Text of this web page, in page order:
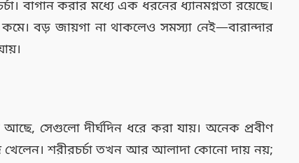
বাগান করার মধ্যে এক ধরনের ধ্যানমগ্নতা রয়েছে।
বড় জায়গা না থাকলেও সমস্যা নেই—বারান্দার
সেগুলো দীর্ঘদিন ধরে করা যায়। অনেক প্রবীণ
খেলেন। শরীরচর্চা তখন আর আলাদা কোনো দায় নয়;